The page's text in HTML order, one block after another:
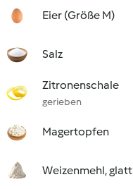
Eier (Größe M)
Salz
Zitronenschale
gerieben
Magertopfen
Weizenmehl, glatt